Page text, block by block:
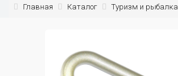
Главная Каталог Туризм и рыбалка